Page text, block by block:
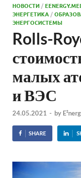
НОВОСТИ /
ЭНЕРГЕТИКА /
ЭНЕРГОСИСТЕМЫ
Rolls-
малых
и ВЭС
24.05.2021 - by
SHARE